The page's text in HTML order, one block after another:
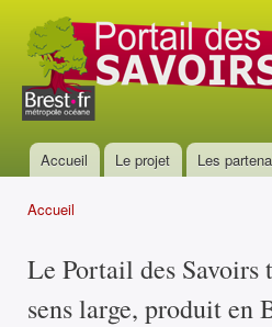
Portail
des
savoirs
Menu principal
Accueil Le projet Les
Accueil
Le Portail des
sens large, produit en